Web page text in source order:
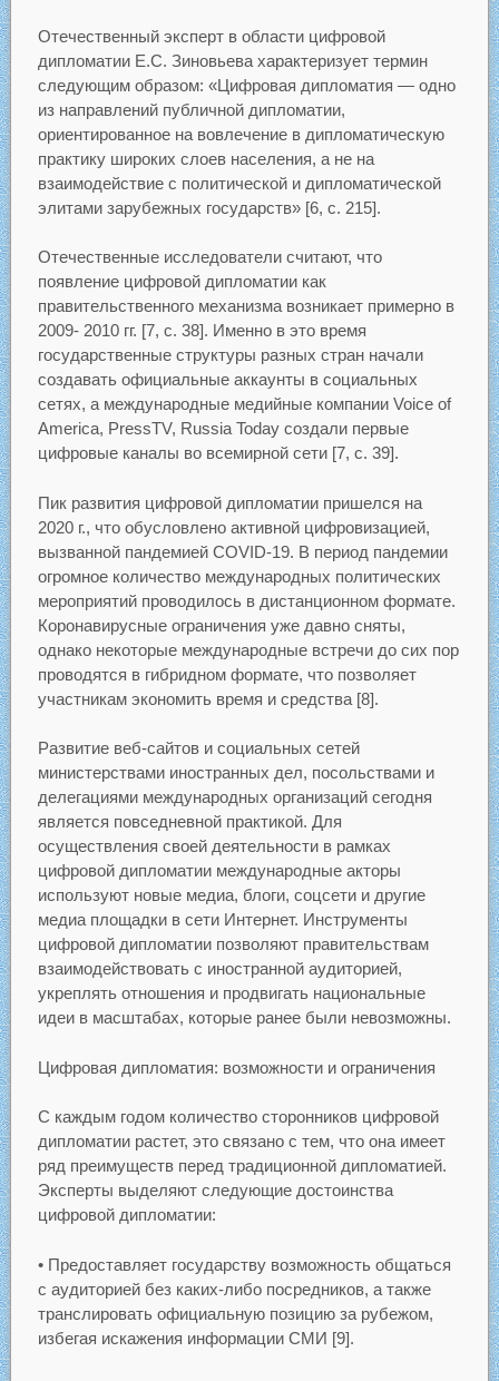
Отечественный эксперт в области цифровой
дипломатии Е.С. Зиновьева характеризует термин
следующим образом: «Цифровая дипломатия — одно
из направлений публичной дипломатии,
ориентированное на вовлечение в дипломатическую
практику широких слоев населения, а не на
взаимодействие с политической и дипломатической
элитами зарубежных государств» [6, с. 215].
Отечественные исследователи считают, что
появление цифровой дипломатии как
правительственного механизма возникает примерно в
2009- 2010 гг. [7, с. 38]. Именно в это время
государственные структуры разных стран начали
создавать официальные аккаунты в социальных
сетях, а международные медийные компании Voice of
America, PressTV, Russia Today создали первые
цифровые каналы во всемирной сети [7, с. 39].
Пик развития цифровой дипломатии пришелся на
2020 г., что обусловлено активной цифровизацией,
вызванной пандемией COVID-19. В период пандемии
огромное количество международных политических
мероприятий проводилось в дистанционном формате.
Коронавирусные ограничения уже давно сняты,
однако некоторые международные встречи до сих пор
проводятся в гибридном формате, что позволяет
участникам экономить время и средства [8].
Развитие веб-сайтов и социальных сетей
министерствами иностранных дел, посольствами и
делегациями международных организаций сегодня
является повседневной практикой. Для
осуществления своей деятельности в рамках
цифровой дипломатии международные акторы
используют новые медиа, блоги, соцсети и другие
медиа площадки в сети Интернет. Инструменты
цифровой дипломатии позволяют правительствам
взаимодействовать с иностранной аудиторией,
укреплять отношения и продвигать национальные
идеи в масштабах, которые ранее были невозможны.
Цифровая дипломатия: возможности и ограничения
С каждым годом количество сторонников цифровой
дипломатии растет, это связано с тем, что она имеет
ряд преимуществ перед традиционной дипломатией.
Эксперты выделяют следующие достоинства
цифровой дипломатии:
• Предоставляет государству возможность общаться
с аудиторией без каких-либо посредников, а также
транслировать официальную позицию за рубежом,
избегая искажения информации СМИ [9].